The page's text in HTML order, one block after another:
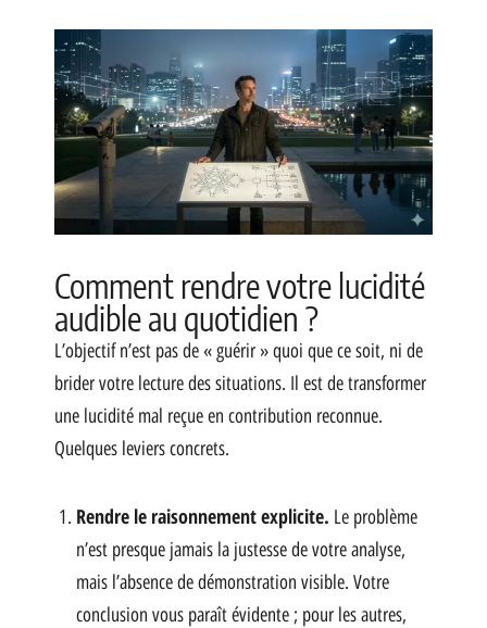
Comment rendre votre lucidité
audible au quotidien ?
L’objectif n’est pas de « guérir » quoi que ce soit, ni de
brider votre lecture des situations. Il est de transformer
une lucidité mal reçue en contribution reconnue.
Quelques leviers concrets.
Rendre le raisonnement explicite. Le problème
n’est presque jamais la justesse de votre analyse,
mais l’absence de démonstration visible. Votre
conclusion vous paraît évidente ; pour les autres,